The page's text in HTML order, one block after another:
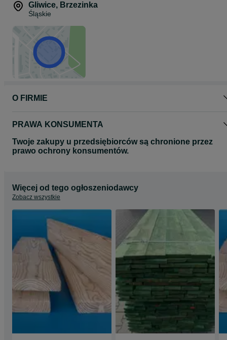
Gliwice, Brzezinka
Śląskie
O FIRMIE
PRAWA KONSUMENTA
Twoje zakupy u przedsiębiorców są chronione przez
prawo ochrony konsumentów.
Więcej od tego ogłoszeniodawcy
Zobacz wszystkie